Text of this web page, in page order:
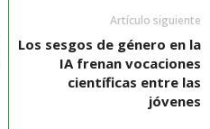
Artículo siguiente
Los sesgos de género en la
IA frenan vocaciones
científicas entre las
jóvenes